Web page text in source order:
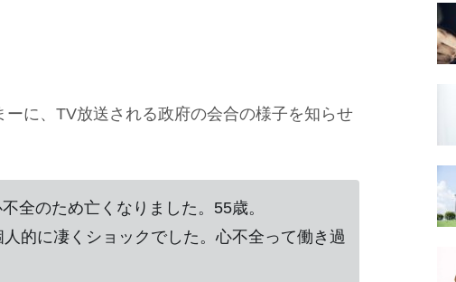
に、TV放送される政府の会合の様子を知らせ
全のため亡くなりました。55歳。
的に凄くショックでした。心不全って働き過